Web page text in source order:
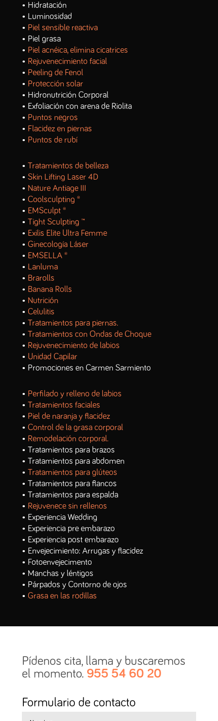
• Hidratación
• Luminosidad
• Piel sensible reactiva
• Piel grasa
• Piel acnéica, elimina cicatrices
• Rejuvenecimiento facial
• Peeling de Fenol
• Protección solar
• Hidronutrición Corporal
• Exfoliación con arena de Riolita
• Puntos negros
• Flacidez en piernas
• Puntos de rubí
• Tratamientos de belleza
• Skin Lifting Laser 4D
• Nature Antiage III
• Coolsculpting ®
• EMSculpt ®
• Tight Sculpting ™
• Exilis Elite Ultra Femme
• Ginecología Láser
• EMSELLA ®
• Lanluma
• Brarolls
• Banana Rolls
• Nutrición
• Celulitis
• Tratamientos para piernas.
• Tratamientos con Ondas de Choque
• Rejuvenecimiento de labios
• Unidad Capilar
• Promociones en Carmen Sarmiento
• Perfilado y relleno de labios
• Tratamientos faciales
• Piel de naranja y flacidez
• Control de la grasa corporal
• Remodelación corporal.
• Tratamientos para brazos
• Tratamientos para abdomen
• Tratamientos para glúteos
• Tratamientos para flancos
• Tratamientos para espalda
• Rejuvenece sin rellenos
• Experiencia Wedding
• Experiencia pre embarazo
• Experiencia post embarazo
• Envejecimiento: Arrugas y flacidez
• Fotoenvejecimento
• Manchas y léntigos
• Párpados y Contorno de ojos
• Grasa en las rodillas
Pídenos cita, llama y buscaremos
el momento. 955 54 60 20
Formulario de contacto